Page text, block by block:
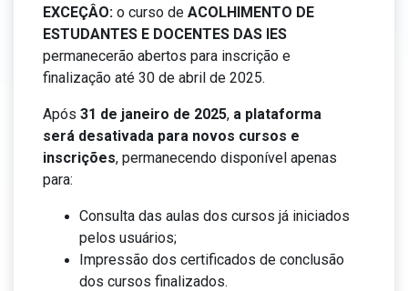
EXCEÇÂO: o curso de ACOLHIMENTO DE
ESTUDANTES E DOCENTES DAS IES
permanecerão abertos para inscrição e
finalização até 30 de abril de 2025.
Após 31 de janeiro de 2025, a plataforma
será desativada para novos cursos e
inscrições, permanecendo disponível apenas
para:
Consulta das aulas dos cursos já iniciados
pelos usuários;
Impressão dos certificados de conclusão
dos cursos finalizados.